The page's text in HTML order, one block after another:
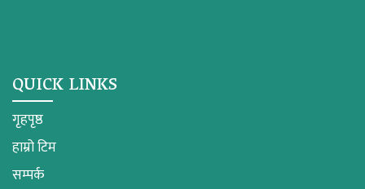
QUICK LINKS
गृहपृष्ठ
हाम्रो टिम
सम्पर्क